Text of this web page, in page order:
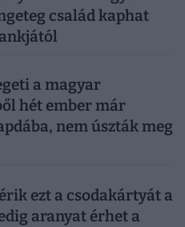
család kaphat
a magyar
hét ember már
nem úszták meg
ezt a csodakártyát a
aranyat érhet a